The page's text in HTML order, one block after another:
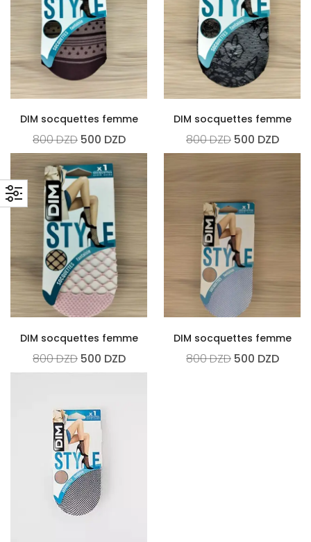
DIM socquettes femme
800DZD 500 DZD
DIM socquettes femme
800DZD 500 DZD
DIM socquettes femme
800DZD 500 DZD
DIM socquettes femme
800DZD 500 DZD